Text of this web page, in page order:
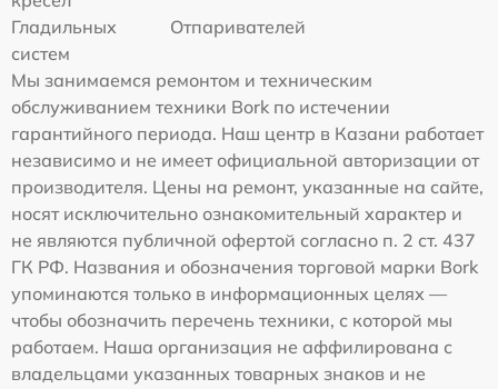
Гладильных
систем
Отпаривателей
Мы занимаемся ремонтом и техническим
обслуживанием техники Bork по истечении
гарантийного периода. Наш центр в Казани работает
независимо и не имеет официальной авторизации от
производителя. Цены на ремонт, указанные на сайте,
носят исключительно ознакомительный характер и
не являются публичной офертой согласно п. 2 ст. 437
ГК РФ. Названия и обозначения торговой марки Bork
упоминаются только в информационных целях —
чтобы обозначить перечень техники, с которой мы
работаем. Наша организация не аффилирована с
владельцами указанных товарных знаков и не